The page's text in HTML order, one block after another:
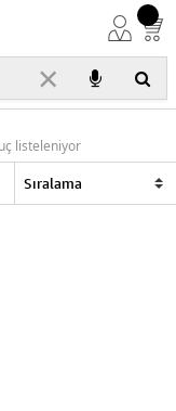
×
listeleniyor